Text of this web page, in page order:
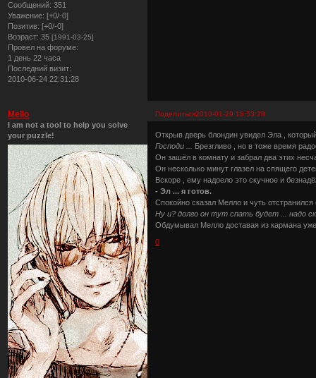
Сообщений: 351
Уважение: [+0/-0]
Позитив: [+0/-0]
Возраст: 35 [1991-03-25]
Провел на форуме:
1 день 22 часа
Последний визит:
2010-06-24 22:31:28
Поделиться2010-01-29 18:53:28
Mello
I am not a tool to help you solve
your puzzle!
Открыв дверь блондин увидел Эла ,
Господи ... Брезгливо , но в тоже время
Он зашёл в комнату и забрал два этих
Он несколько минут глазел на спящего
Вскоре , ему надоело это скучное и
- Эл ... я готов.
Спокойно сказал Мелло и чуть отстранился
Ну и? долго он тут спать будет ... надо
Обдумывал Мелло доставая из кармана
0